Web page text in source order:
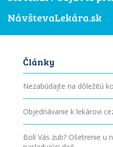
NávštevaLekára.sk
Články
Nezabúdajte na dôležitú
Objednávanie k lekárovi
Bolí Vás zub? Ošetrenie u